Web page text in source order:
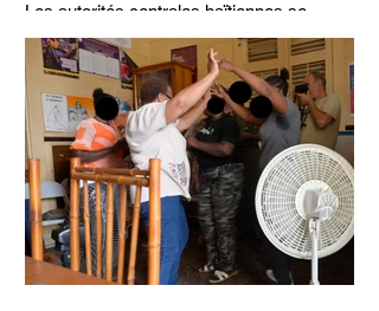
Les autorités centrales haïtiennes se
murent dans le silence, tandis que des
familles spoliées par les Dominicains, qui
érigent leur mur frontalier, sont livrées à
elles-mêmes. À Ferrier, dans le Nord-Est,
des terres cultivées depuis des
générations par des paysans haïtiens sont
accaparées arbitrairement. Dans ces
zones frontalières, les bornes sont
déplacées au gré des autorités
dominicaines, empiétant sur le territoire